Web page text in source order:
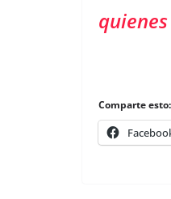
Comparte esto: